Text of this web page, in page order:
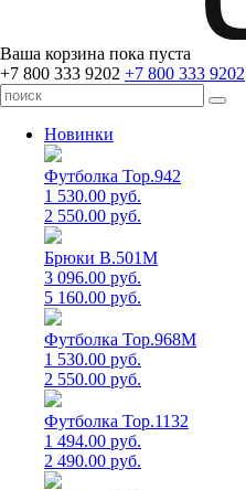
Ваша корзина пока пуста
+7 800 333 9202 +7 800 333 9202
Новинки
Футболка Top.942
1 530.00 руб.
2 550.00 руб.
Брюки B.501M
3 096.00 руб.
5 160.00 руб.
Футболка Top.968M
1 530.00 руб.
2 550.00 руб.
Футболка Top.1132
1 494.00 руб.
2 490.00 руб.